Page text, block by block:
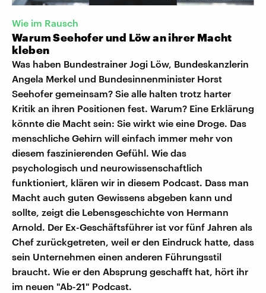
Wie im Rausch
Warum Seehofer und Löw an ihrer Macht
kleben
Was haben Bundestrainer Jogi Löw, Bundeskanzlerin
Angela Merkel und Bundesinnenminister Horst
Seehofer gemeinsam? Sie alle halten trotz harter
Kritik an ihren Positionen fest. Warum? Eine Erklärung
könnte die Macht sein: Sie wirkt wie eine Droge. Das
menschliche Gehirn will einfach immer mehr von
diesem faszinierenden Gefühl. Wie das
psychologisch und neurowissenschaftlich
funktioniert, klären wir in diesem Podcast. Dass man
Macht auch guten Gewissens abgeben kann und
sollte, zeigt die Lebensgeschichte von Hermann
Arnold. Der Ex-Geschäftsführer ist vor fünf Jahren als
Chef zurückgetreten, weil er den Eindruck hatte, dass
sein Unternehmen einen anderen Führungsstil
braucht. Wie er den Absprung geschafft hat, hört ihr
im neuen "Ab-21" Podcast.